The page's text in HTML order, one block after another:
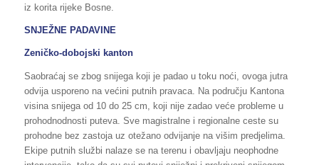
iz korita rijeke Bosne.
SNJEŽNE PADAVINE
Zeničko-dobojski kanton
Saobraćaj se zbog snijega koji je padao u toku noći, ovoga jutra
odvija usporeno na većini putnih pravaca. Na području Kantona
visina snijega od 10 do 25 cm, koji nije zadao veće probleme u
prohodnodnosti puteva. Sve magistralne i regionalne ceste su
prohodne bez zastoja uz otežano odvijanje na višim predjelima.
Ekipe putnih službi nalaze se na terenu i obavljaju neophodne